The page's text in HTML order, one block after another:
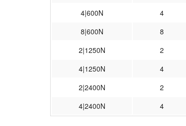
4|600N
4
8|600N
8
2|1250N
2
4|1250N
4
2|2400N
2
4|2400N
4